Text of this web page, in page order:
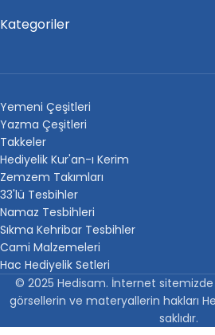
Kategoriler
Yemeni Çeşitleri
Yazma Çeşitleri
Takkeler
Hediyelik Kur'an-ı Kerim
Zemzem Takımları
33'lü Tesbihler
Namaz Tesbihleri
Sıkma Kehribar Tesbihler
Cami Malzemeleri
Hac Hediyelik Setleri
© 2025 Hedisam. İnternet
görsellerin ve materyallerin hakları
saklıdır.